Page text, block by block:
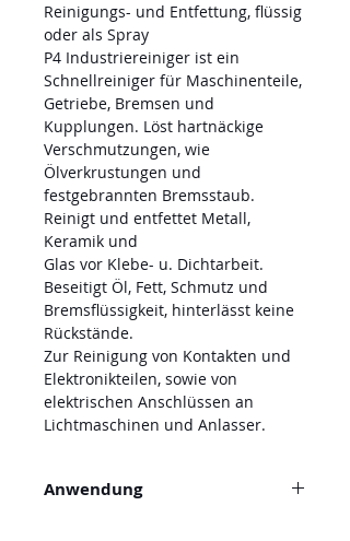
Reinigungs- und Entfettung, flüssig
oder als Spray
P4 Industriereiniger ist ein
Schnellreiniger für Maschinenteile,
Getriebe, Bremsen und
Kupplungen. Löst hartnäckige
Verschmutzungen, wie
Ölverkrustungen und
festgebrannten Bremsstaub.
Reinigt und entfettet Metall,
Keramik und
Glas vor Klebe- u. Dichtarbeit.
Beseitigt Öl, Fett, Schmutz und
Bremsflüssigkeit, hinterlässt keine
Rückstände.
Zur Reinigung von Kontakten und
Elektronikteilen, sowie von
elektrischen Anschlüssen an
Lichtmaschinen und Anlasser.
Anwendung